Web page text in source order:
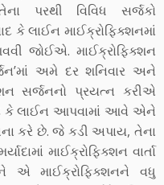
પરથી વિવિધ સર્જકો
કે લાઈન માઈક્રોફિક્શનમાં
જોઈએ. માઈક્રોફિક્શન
અમે દર શનિવાર અને
સર્જનનો પ્રયત્ન કરીએ
કે લાઈન આપવામાં આવે એને
કરે છે. જે કડી અપાય, તેના
માઈક્રોફિક્શન વાર્તા
એ માઈક્રોફિક્શનને વધુ